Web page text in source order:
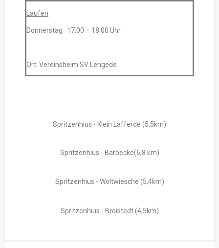
Laufen
Donnerstag 17:00 – 18:00 Uhr
Ort: Vereinsheim SV Lengede
Spritzenhius - Klein Lafferde (5,5km)
Spritzenhius - Barbecke(6,8 km)
Spritzenhius - Woltwiesche (5,4km)
Spritzenhius - Broistedt (4,5km)